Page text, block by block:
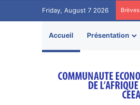
Friday, August 7 2026 Brèves
Accueil Présentation